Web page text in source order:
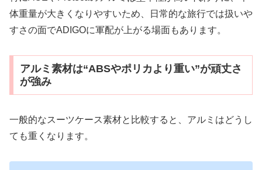
体重量が大きくなりやすいため、日常的な旅行では扱いや
すさの面でADIGOに軍配が上がる場面もあります。
アルミ素材は“ABSやポリカより重い”が頑丈さ
が強み
一般的なスーツケース素材と比較すると、アルミはどうし
ても重くなります。